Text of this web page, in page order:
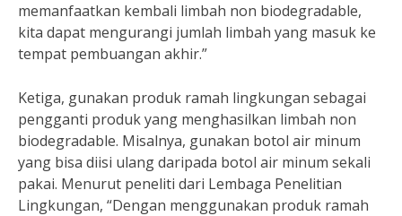
memanfaatkan kembali limbah non biodegradable,
kita dapat mengurangi jumlah limbah yang masuk ke
tempat pembuangan akhir.”
Ketiga, gunakan produk ramah lingkungan sebagai
pengganti produk yang menghasilkan limbah non
biodegradable. Misalnya, gunakan botol air minum
yang bisa diisi ulang daripada botol air minum sekali
pakai. Menurut peneliti dari Lembaga Penelitian
Lingkungan, “Dengan menggunakan produk ramah